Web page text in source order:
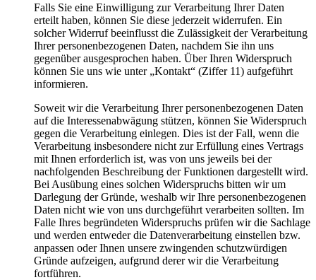
Falls Sie eine Einwilligung zur Verarbeitung Ihrer Daten
erteilt haben, können Sie diese jederzeit widerrufen. Ein
solcher Widerruf beeinflusst die Zulässigkeit der Verarbeitung
Ihrer personenbezogenen Daten, nachdem Sie ihn uns
gegenüber ausgesprochen haben. Über Ihren Widerspruch
können Sie uns wie unter „Kontakt“ (Ziffer 11) aufgeführt
informieren.
Soweit wir die Verarbeitung Ihrer personenbezogenen Daten
auf die Interessenabwägung stützen, können Sie Widerspruch
gegen die Verarbeitung einlegen. Dies ist der Fall, wenn die
Verarbeitung insbesondere nicht zur Erfüllung eines Vertrags
mit Ihnen erforderlich ist, was von uns jeweils bei der
nachfolgenden Beschreibung der Funktionen dargestellt wird.
Bei Ausübung eines solchen Widerspruchs bitten wir um
Darlegung der Gründe, weshalb wir Ihre personenbezogenen
Daten nicht wie von uns durchgeführt verarbeiten sollten. Im
Falle Ihres begründeten Widerspruchs prüfen wir die Sachlage
und werden entweder die Datenverarbeitung einstellen bzw.
anpassen oder Ihnen unsere zwingenden schutzwürdigen
Gründe aufzeigen, aufgrund derer wir die Verarbeitung
fortführen.